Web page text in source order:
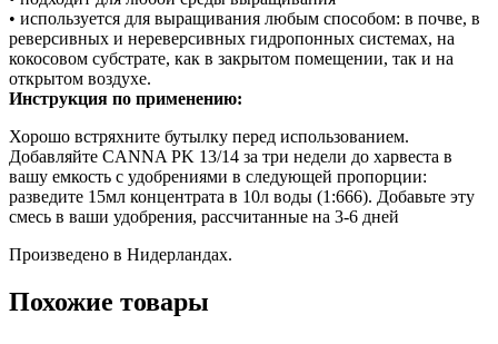
• используется для выращивания любым способом: в почве, в
реверсивных и нереверсивных гидропонных системах, на
кокосовом субстрате, как в закрытом помещении, так и на
открытом воздухе.
Инструкция по применению:
Хорошо встряхните бутылку перед использованием.
Добавляйте CANNA PK 13/14 за три недели до харвеста в
вашу емкость с удобрениями в следующей пропорции:
разведите 15мл концентрата в 10л воды (1:666). Добавьте эту
смесь в ваши удобрения, рассчитанные на 3-6 дней
Произведено в Нидерландах.
Похожие товары